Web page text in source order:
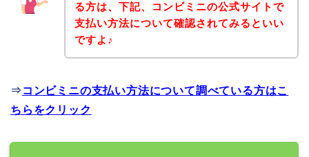
る方は、下記、コンビミニの公式サイトで
支払い方法について確認されてみるといい
ですよ♪
⇒ コンビミニの支払い方法について調べている方はこ
ちらをクリック